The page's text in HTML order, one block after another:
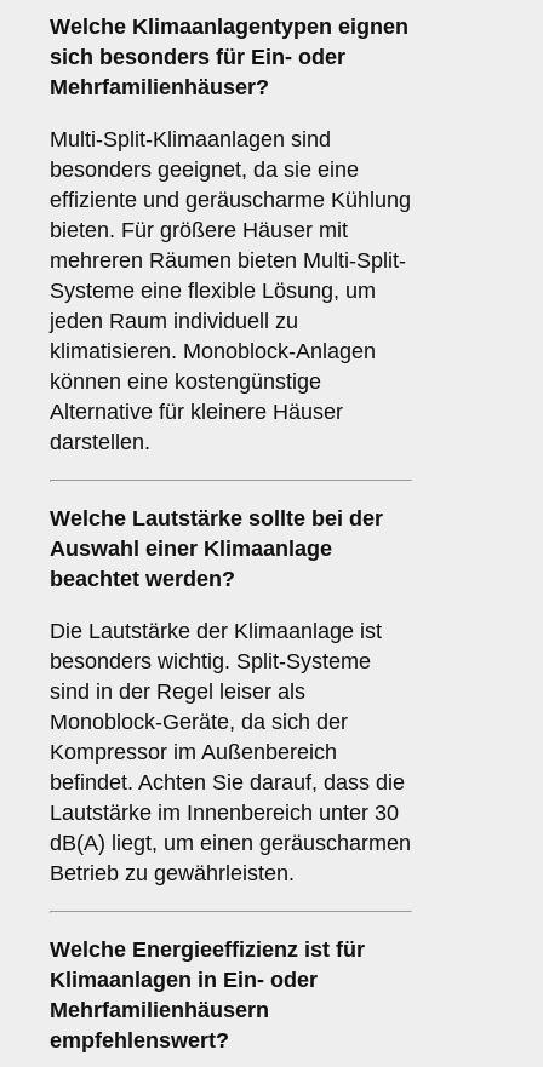
Welche Klimaanlagentypen eignen
sich besonders für Ein- oder
Mehrfamilienhäuser?
Multi-Split-Klimaanlagen sind
besonders geeignet, da sie eine
effiziente und geräuscharme Kühlung
bieten. Für größere Häuser mit
mehreren Räumen bieten Multi-Split-
Systeme eine flexible Lösung, um
jeden Raum individuell zu
klimatisieren. Monoblock-Anlagen
können eine kostengünstige
Alternative für kleinere Häuser
darstellen.
Welche Lautstärke sollte bei der
Auswahl einer Klimaanlage
beachtet werden?
Die Lautstärke der Klimaanlage ist
besonders wichtig. Split-Systeme
sind in der Regel leiser als
Monoblock-Geräte, da sich der
Kompressor im Außenbereich
befindet. Achten Sie darauf, dass die
Lautstärke im Innenbereich unter 30
dB(A) liegt, um einen geräuscharmen
Betrieb zu gewährleisten.
Welche Energieeffizienz ist für
Klimaanlagen in Ein- oder
Mehrfamilienhäusern
empfehlenswert?